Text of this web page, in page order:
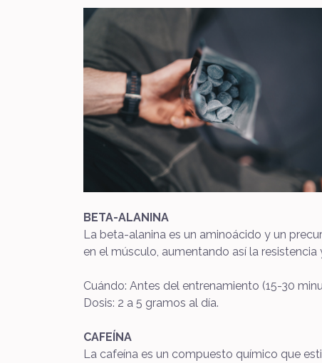
BETA-ALANINA
La beta-alanina es un aminoácido y un
en el músculo, aumentando así la
Cuándo: Antes del entrenamiento (15-30
Dosis: 2 a 5 gramos al día.
CAFEÍNA
La cafeína es un compuesto químico que